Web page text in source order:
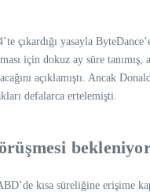
çıkardığı yasayla
için dokuz ay süre tanımış,
açıklamıştı. Ancak
defalarca ertelemişti.
kısa süreliğine erişime